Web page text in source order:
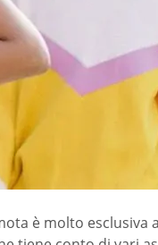
è molto esclusiva